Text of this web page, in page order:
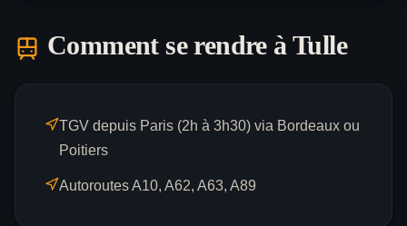
Comment se rendre à Tulle
TGV depuis Paris (2h à 3h30) via Bordeaux ou
Poitiers
Autoroutes A10, A62, A63, A89